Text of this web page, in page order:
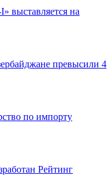
выставляется на
превысили 4
по импорту
Рейтинг